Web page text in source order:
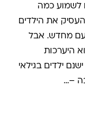
לשמוע כמה
את הילדים
מחדש. אבל
היערכות
ילדים בגילאי
–…